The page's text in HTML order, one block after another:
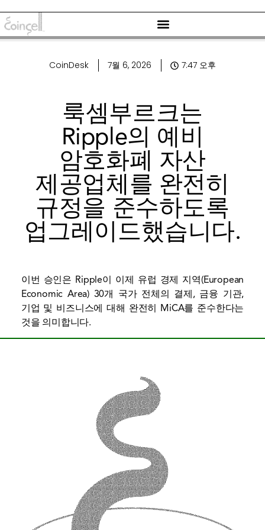
CoinDesk 7월 6, 2026 7:47 오후
룩셈부르크는
Ripple의 예비
암호화폐 자산
제공업체를 완전히
규정을 준수하도록
업그레이드했습니다.
이번 승인은 Ripple이 이제 유럽 경제 지역(European
Economic Area) 30개 국가 전체의 결제, 금융 기관,
기업 및 비즈니스에 대해 완전히 MiCA를 준수한다는
것을 의미합니다.